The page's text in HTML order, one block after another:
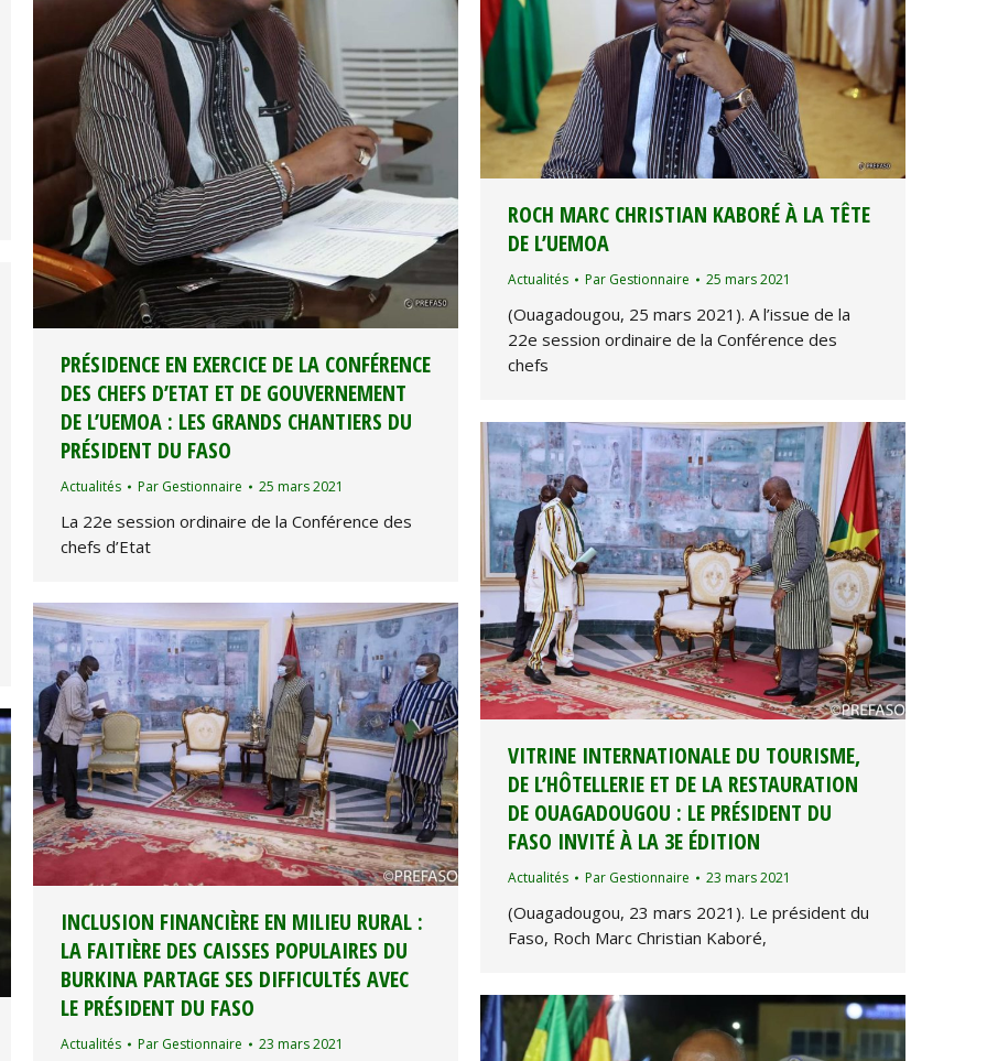
PRÉSIDENCE EN EXERCICE DE LA CONFÉRENCE
DES CHEFS D’ETAT ET DE GOUVERNEMENT
DE L’UEMOA : LES GRANDS CHANTIERS DU
PRÉSIDENT DU FASO
Actualités Par Gestionnaire 25 mars 2021
La 22e session ordinaire de la Conférence des
chefs d’Etat
ROCH MARC CHRISTIAN KABORÉ À LA TÊTE
DE L’UEMOA
Actualités Par Gestionnaire 25 mars 2021
(Ouagadougou, 25 mars 2021). A l’issue de la
22e session ordinaire de la Conférence des
chefs
VITRINE INTERNATIONALE DU TOURISME,
DE L’HÔTELLERIE ET DE LA RESTAURATION
DE OUAGADOUGOU : LE PRÉSIDENT DU
FASO INVITÉ À LA 3E ÉDITION
Actualités Par Gestionnaire 23 mars 2021
(Ouagadougou, 23 mars 2021). Le président du
Faso, Roch Marc Christian Kaboré,
INCLUSION FINANCIÈRE EN MILIEU RURAL :
LA FAITIÈRE DES CAISSES POPULAIRES DU
BURKINA PARTAGE SES DIFFICULTÉS AVEC
LE PRÉSIDENT DU FASO
Actualités Par Gestionnaire 23 mars 2021